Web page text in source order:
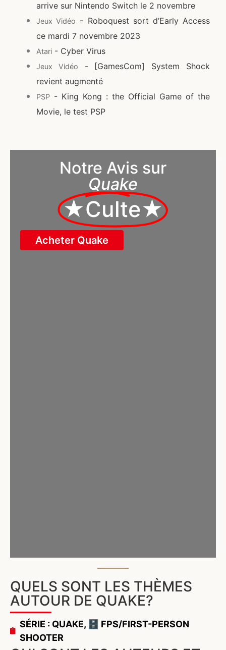
arrive sur Nintendo Switch le 2 novembre
Jeux Vidéo - Roboquest sort d’Early Access
ce mardi 7 novembre 2023
Atari - Cyber Virus
Jeux Vidéo
- [GamesCom] System Shock
revient augmenté
PSP - King Kong : the Official Game of the
Movie, le test PSP
Notre Avis sur
Quake
★Culte★
Acheter Quake
QUELS SONT LES THÈMES
AUTOUR DE QUAKE?
SÉRIE : QUAKE,
🗄️ FPS/FIRST-PERSON
SHOOTER